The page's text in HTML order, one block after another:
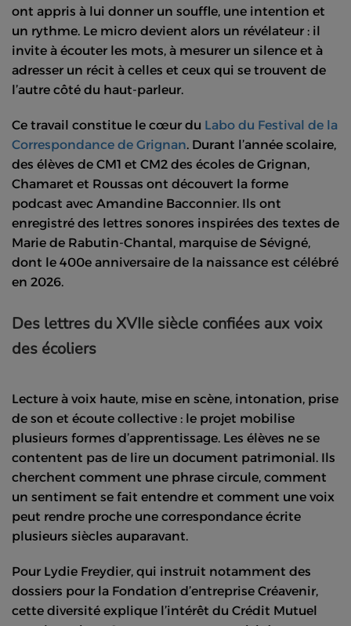
ont appris à lui donner un souffle, une intention et
un rythme. Le micro devient alors un révélateur : il
invite à écouter les mots, à mesurer un silence et à
adresser un récit à celles et ceux qui se trouvent de
l’autre côté du haut-parleur.
Ce travail constitue le cœur du Labo du Festival de la
Correspondance de Grignan. Durant l’année scolaire,
des élèves de CM1 et CM2 des écoles de Grignan,
Chamaret et Roussas ont découvert la forme
podcast avec Amandine Bacconnier. Ils ont
enregistré des lettres sonores inspirées des textes de
Marie de Rabutin-Chantal, marquise de Sévigné,
dont le 400e anniversaire de la naissance est célébré
en 2026.
Des lettres du XVIIe siècle confiées aux voix
des écoliers
Lecture à voix haute, mise en scène, intonation, prise
de son et écoute collective : le projet mobilise
plusieurs formes d’apprentissage. Les élèves ne se
contentent pas de lire un document patrimonial. Ils
cherchent comment une phrase circule, comment
un sentiment se fait entendre et comment une voix
peut rendre proche une correspondance écrite
plusieurs siècles auparavant.
Pour Lydie Freydier, qui instruit notamment des
dossiers pour la Fondation d’entreprise Créavenir,
cette diversité explique l’intérêt du Crédit Mutuel